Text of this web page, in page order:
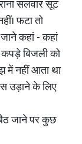
सलवार सूट
फटा तो
कहां - कहां
बिजली को
में नहीं आता था
उड़ाने के लिए
जाने पर कुछ